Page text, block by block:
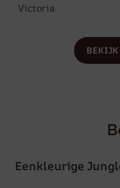
Victoria
BEKIJK
Eenkleurige